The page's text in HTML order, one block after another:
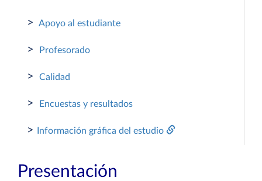
> Apoyo al estudiante
> Profesorado
> Calidad
> Encuestas y resultados
> Información gráfica del estudio
Presentación